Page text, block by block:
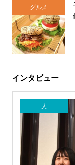
グルメ
インタビュー
人